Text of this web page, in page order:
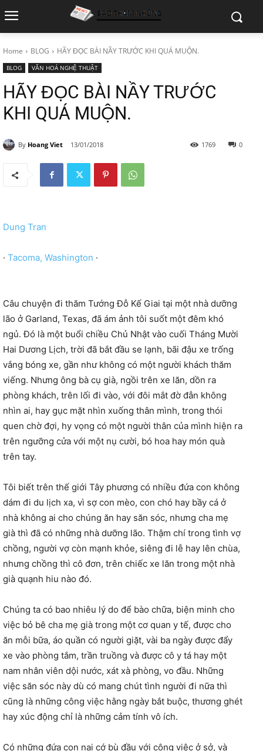
Home BLOG HÃY ĐỌC BÀI NẦY TRƯỚC KHI QUÁ MUỘN.
BLOG VĂN HOÁ NGHỆ THUẬT
HÃY ĐỌC BÀI NẦY TRƯỚC
KHI QUÁ MUỘN.
By Hoang Viet 13/01/2018 0
1769
Dung Tran
· Tacoma, Washington ·
Câu chuyện đi thăm Tướng Đỗ Kế Giai tại một nhà dưỡng
lão ở Garland, Texas, đã ám ảnh tôi suốt một đêm khó
ngủ. Đó là một buổi chiều Chủ Nhật vào cuối Tháng Mười
Hai Dương Lịch, trời đã bắt đầu se lạnh, bãi đậu xe trống
vắng bóng xe, gần như không có một người khách thăm
viếng. Nhưng ông bà cụ già, ngồi trên xe lăn, dồn ra
phòng khách, trên lối đi vào, với đôi mắt đờ đẫn không
nhìn ai, hay gục mặt nhìn xuống thân mình, trong thói
quen chờ đợi, hy vọng có một người thân của mình hiện ra
trên ngưỡng cửa với một nụ cười, bó hoa hay món quà
trên tay.
Tôi biết trên thế giới Tây phương có nhiều đứa con không
dám đi du lịch xa, vì sợ con mèo, con chó hay bầy cá ở
nhà không ai cho chúng ăn hay săn sóc, nhưng cha mẹ
già thì đã có những nhà dưỡng lão. Thậm chí trong tình vợ
chồng, người vợ còn mạnh khỏe, siêng đi lễ hay lên chùa,
nhưng chồng thì cô đơn, trên chiếc xe lăn trong một nhà
già quạnh hiu nào đó.
Chúng ta có bao nhiêu lý do để bào chữa, biện minh cho
việc bỏ bê cha mẹ già trong một cơ quan y tế, được cho
ăn mỗi bữa, áo quần có người giặt, vài ba ngày được đẩy
xe vào phòng tắm, trần truồng và được cô y tá hay một
nam nhân viên dội nước, xát xà phòng, vo đầu. Những
việc săn sóc này dù có mang chút tình người đi nữa thì
cũng là những công việc hằng ngày bắt buộc, thương ghét
hay xúc động chỉ là những cảm tính vô ích.
Có những đứa con nại cớ bù đầu với công việc ở sở, và